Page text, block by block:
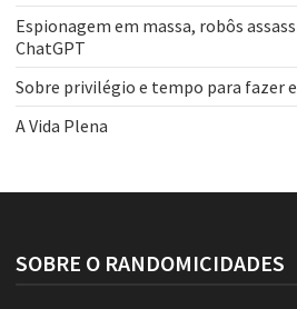
Espionagem em massa, robôs
ChatGPT
Sobre privilégio e tempo para fazer
A Vida Plena
SOBRE O RANDOMICIDADES